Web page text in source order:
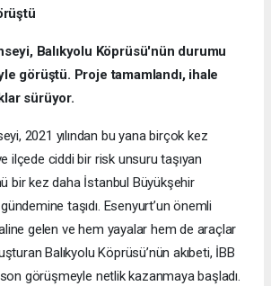
Balıkyolu Köprüsü'nün durumu
görüştü. Proje tamamlandı, ihale
sürüyor.
2021 yılından bu yana birçok kez
ilçede ciddi bir risk unsuru taşıyan
bir kez daha İstanbul Büyükşehir
taşıdı. Esenyurt’un önemli
gelen ve hem yayalar hem de araçlar
Balıkyolu Köprüsü’nün akıbeti, İBB
görüşmeyle netlik kazanmaya başladı.